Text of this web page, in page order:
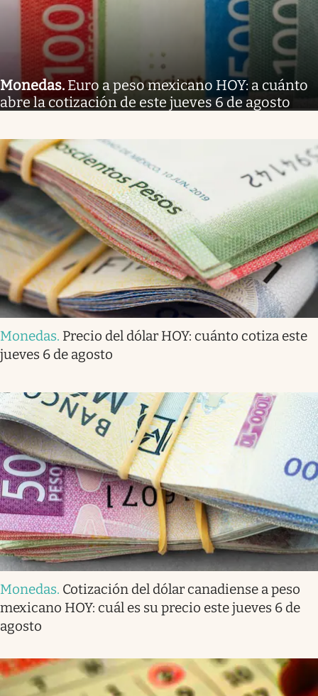
Monedas. Euro a peso mexicano HOY: a cuánto
abre la cotización de este jueves 6 de agosto
Monedas. Precio del dólar HOY: cuánto cotiza este
jueves 6 de agosto
Monedas. Cotización del dólar canadiense a peso
mexicano HOY: cuál es su precio este jueves 6 de
agosto